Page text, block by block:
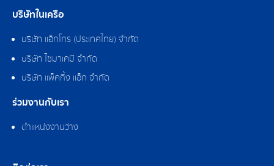
บริษัทในเครือ
บริษัท แอ็กโกร (ประเทศไทย) จำกัด
บริษัท ไซมาเคมี จำกัด
บริษัท แพ็คกิ้ง แอ็ก จำกัด
ร่วมงานกับเรา
ตำแหน่งงานว่าง